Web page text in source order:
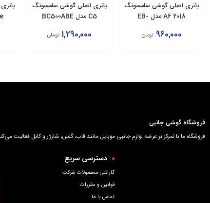
باتری اصلی گوشی سامسونگ
2018 A6 مدل EB-
960,000 تومان
باتری اصلی گوشی سامسونگ
C5 مدل BC500ABE
1,290,000 تومان
فروشگاه گوشی جانبی
فروشگاه ما با تمرکز بر عرضه لوازم جانبی موبایل مانند قاب، گلس، شارژر و کابل
دسترسی سریع
گارانتی محصولات شرکت
قوانین و مقررات
تماس با ما